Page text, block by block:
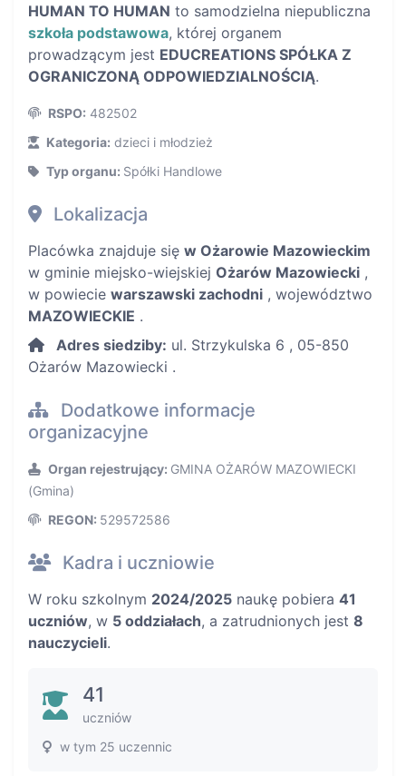
HUMAN TO HUMAN to samodzielna niepubliczna
szkoła podstawowa, której organem
prowadzącym jest EDUCREATIONS SPÓŁKA Z
OGRANICZONĄ ODPOWIEDZIALNOŚCIĄ.
RSPO: 482502
Kategoria: dzieci i młodzież
Typ organu: Spółki Handlowe
Lokalizacja
Placówka znajduje się w Ożarowie Mazowieckim
w gminie miejsko-wiejskiej Ożarów Mazowiecki ,
w powiecie warszawski zachodni , województwo
MAZOWIECKIE .
Adres siedziby: ul. Strzykulska 6 , 05-850
Ożarów Mazowiecki .
Dodatkowe informacje
organizacyjne
Organ rejestrujący: GMINA OŻARÓW MAZOWIECKI
(Gmina)
REGON: 529572586
Kadra i uczniowie
W roku szkolnym 2024/2025 naukę pobiera 41
uczniów, w 5 oddziałach, a zatrudnionych jest 8
nauczycieli.
41
uczniów
w tym 25 uczennic